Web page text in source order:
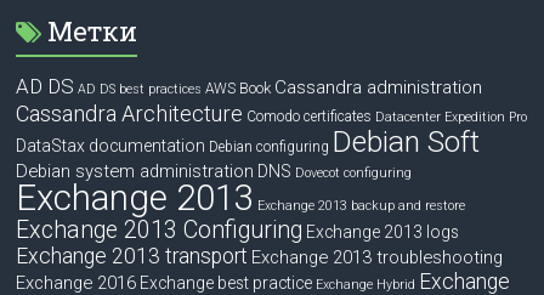
Метки
AD DS AD DS best practices AWS Book Cassandra administration
Cassandra Architecture Comodo certificates Datacenter Expedition Pro
DataStax documentation Debian configuring Debian Soft
Debian system administration DNS Dovecot configuring
Exchange 2013 Exchange 2013 backup and restore
Exchange 2013 Configuring Exchange 2013 logs
Exchange 2013 transport Exchange 2013 troubleshooting
Exchange 2016 Exchange best practice Exchange Hybrid Exchange